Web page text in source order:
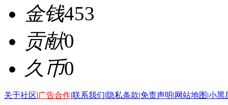
金钱453
贡献0
久币0
关于社区|广告合作|联系我们|隐私条款|免责声明|网站地图|小黑